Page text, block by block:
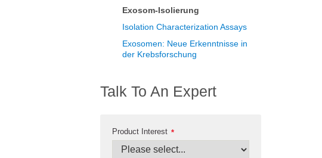
Exosom-Isolierung
Isolation Characterization Assays
Exosomen: Neue Erkenntnisse in
der Krebsforschung
Talk To An Expert
*
Product Interest